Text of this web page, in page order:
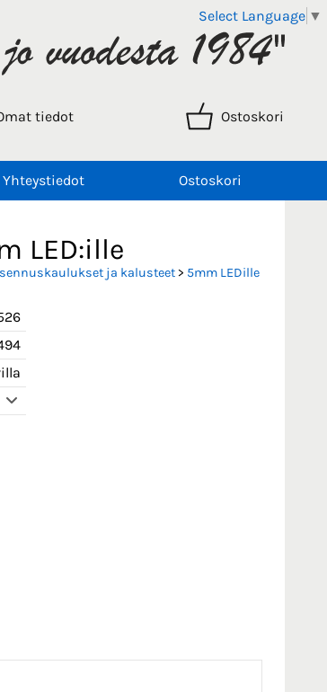
Select Language ▼
tiedot Ostoskori
Yhteystiedot Ostoskori
LED:ille
ja kalusteet> 5mm LEDille